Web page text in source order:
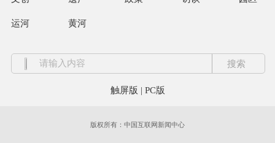
运河 黄河
触屏版 | PC版
版权所有：中国互联网新闻中心